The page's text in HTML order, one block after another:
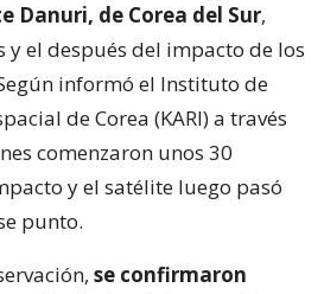
Danuri, de Corea del Sur,
y el después del impacto de los
informó el Instituto de
de Corea (KARI) a través
comenzaron unos 30
y el satélite luego pasó
punto.
se confirmaron